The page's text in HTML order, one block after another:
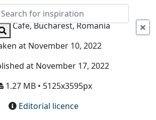
Info
Cafe, Bucharest, Romania
at November 10, 2022
at November 17, 2022
1.27 MB • 5125x3595px
Editorial licence